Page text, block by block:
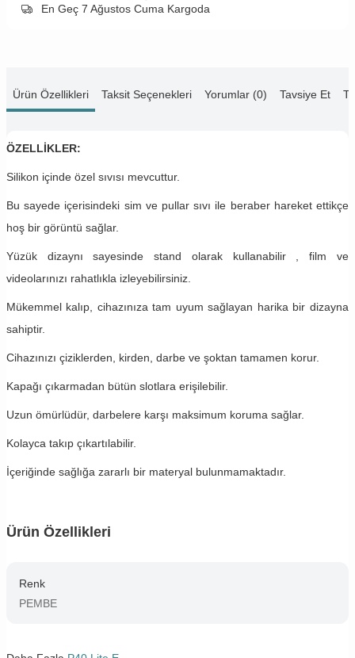
En Geç 7 Ağustos Cuma Kargoda
Ürün Özellikleri Taksit Seçenekleri Yorumlar (0) Tavsiye Et
ÖZELLİKLER:
Silikon içinde özel sıvısı mevcuttur.
Bu sayede içerisindeki sim ve pullar sıvı ile beraber hareket ettikçe
hoş bir görüntü sağlar.
Yüzük dizaynı sayesinde stand olarak kullanabilir , film ve
videolarınızı rahatlıkla izleyebilirsiniz.
Mükemmel kalıp, cihazınıza tam uyum sağlayan harika bir dizayna
sahiptir.
Cihazınızı çiziklerden, kirden, darbe ve şoktan tamamen korur.
Kapağı çıkarmadan bütün slotlara erişilebilir.
Uzun ömürlüdür, darbelere karşı maksimum koruma sağlar.
Kolayca takıp çıkartılabilir.
İçeriğinde sağlığa zararlı bir materyal bulunmamaktadır.
Ürün Özellikleri
Renk
PEMBE